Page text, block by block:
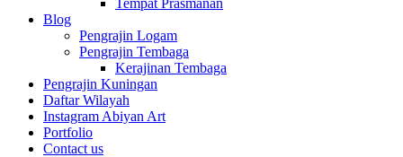
Tempat Prasmanan
Blog
Pengrajin Logam
Pengrajin Tembaga
Kerajinan Tembaga
Pengrajin Kuningan
Daftar Wilayah
Instagram Abiyan Art
Portfolio
Contact us